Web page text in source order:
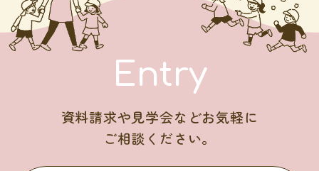
Entry
資料請求や見学会などお気軽に
ご相談ください。